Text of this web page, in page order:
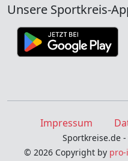
Unsere Sportkreis-
Impressum
Sportkreise.de
© 2026 Copyright by